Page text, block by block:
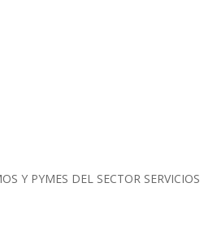
Y PYMES DEL SECTOR SERVICIOS